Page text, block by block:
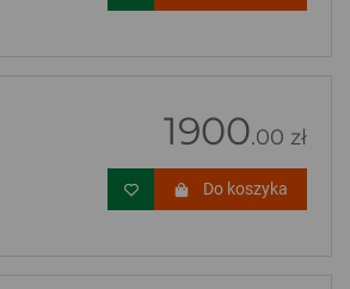
1900.00 zł
Do koszyka